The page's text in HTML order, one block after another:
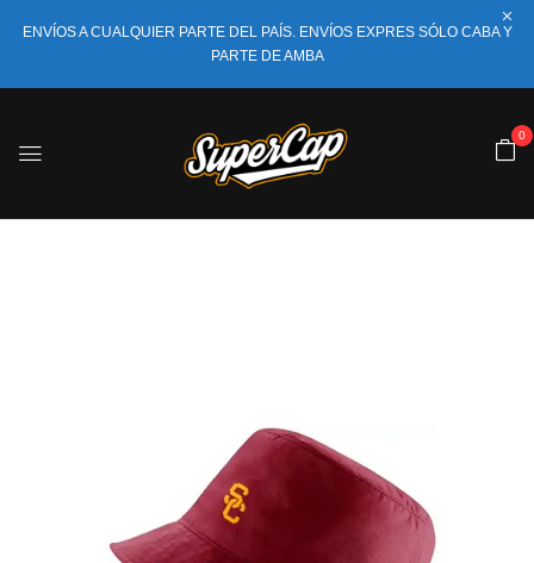
ENVÍOS A CUALQUIER PARTE DEL PAÍS. ENVÍOS EXPRES SÓLO CABA Y
PARTE DE AMBA
0